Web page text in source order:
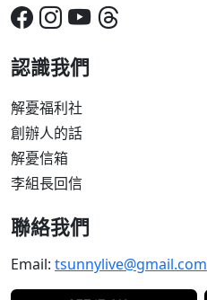
認識我們
解憂福利社
創辦人的話
解憂信箱
李組長回信
聯絡我們
Email: tsunnylive@gmail.com